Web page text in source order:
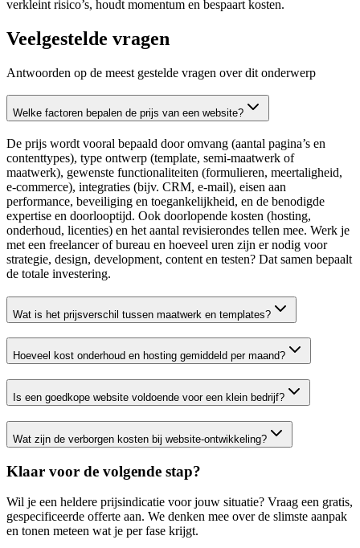
verkleint risico’s, houdt momentum en bespaart kosten.
Veelgestelde vragen
Antwoorden op de meest gestelde vragen over dit onderwerp
Welke factoren bepalen de prijs van een website?
De prijs wordt vooral bepaald door omvang (aantal pagina’s en
contenttypes), type ontwerp (template, semi‑maatwerk of
maatwerk), gewenste functionaliteiten (formulieren, meertaligheid,
e‑commerce), integraties (bijv. CRM, e‑mail), eisen aan
performance, beveiliging en toegankelijkheid, en de benodigde
expertise en doorlooptijd. Ook doorlopende kosten (hosting,
onderhoud, licenties) en het aantal revisierondes tellen mee. Werk je
met een freelancer of bureau en hoeveel uren zijn er nodig voor
strategie, design, development, content en testen? Dat samen bepaalt
de totale investering.
Wat is het prijsverschil tussen maatwerk en templates?
Hoeveel kost onderhoud en hosting gemiddeld per maand?
Is een goedkope website voldoende voor een klein bedrijf?
Wat zijn de verborgen kosten bij website‑ontwikkeling?
Klaar voor de volgende stap?
Wil je een heldere prijsindicatie voor jouw situatie? Vraag een gratis,
gespecificeerde offerte aan. We denken mee over de slimste aanpak
en tonen meteen wat je per fase krijgt.